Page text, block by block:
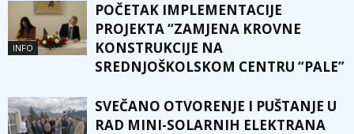
INFO
POČETAK IMPLEMENTACIJE
PROJEKTA “ZAMJENA KROVNE
KONSTRUKCIJE NA
SREDNJOŠKOLSKOM CENTRU “PALE”
SVEČANO OTVORENJE I PUŠTANJE U
RAD MINI-SOLARNIH ELEKTRANA